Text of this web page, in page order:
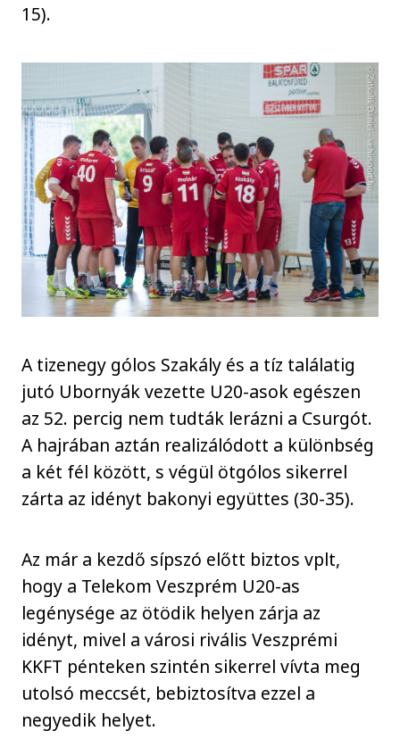
15).
A tizenegy gólos Szakály és a tíz találatig
jutó Ubornyák vezette U20-asok egészen
az 52. percig nem tudták lerázni a Csurgót.
A hajrában aztán realizálódott a különbség
a két fél között, s végül ötgólos sikerrel
zárta az idényt bakonyi együttes (30-35).
Az már a kezdő sípszó előtt biztos vplt,
hogy a Telekom Veszprém U20-as
legénysége az ötödik helyen zárja az
idényt, mivel a városi rivális Veszprémi
KKFT pénteken szintén sikerrel vívta meg
utolsó meccsét, bebiztosítva ezzel a
negyedik helyet.